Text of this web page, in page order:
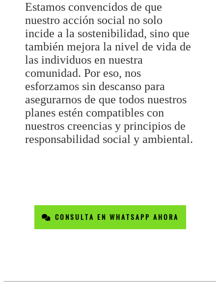
Estamos convencidos de que
nuestro acción social no solo
incide a la sostenibilidad, sino que
también mejora la nivel de vida de
las individuos en nuestra
comunidad. Por eso, nos
esforzamos sin descanso para
asegurarnos de que todos nuestros
planes estén compatibles con
nuestros creencias y principios de
responsabilidad social y ambiental.
CONSULTA EN WHATSAPP AHORA